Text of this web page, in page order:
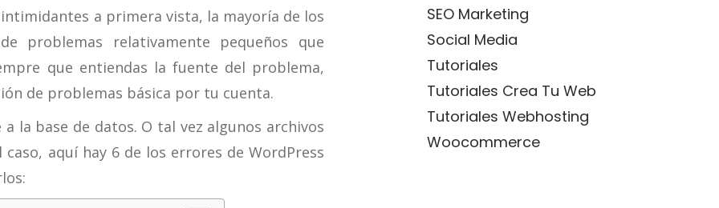
a primera vista, la mayoría de los
problemas relativamente pequeños que
que entiendas la fuente del problema,
de problemas básica por tu cuenta.
la base de datos. O tal vez algunos archivos
aquí hay 6 de los errores de WordPress
SEO Marketing
Social Media
Tutoriales
Tutoriales Crea Tu Web
Tutoriales Webhosting
Woocommerce